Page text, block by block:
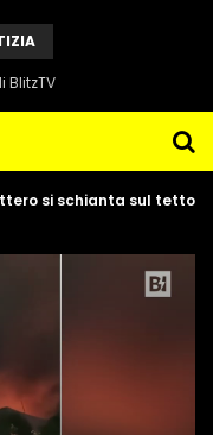
BlitzTV
si schianta sul tetto